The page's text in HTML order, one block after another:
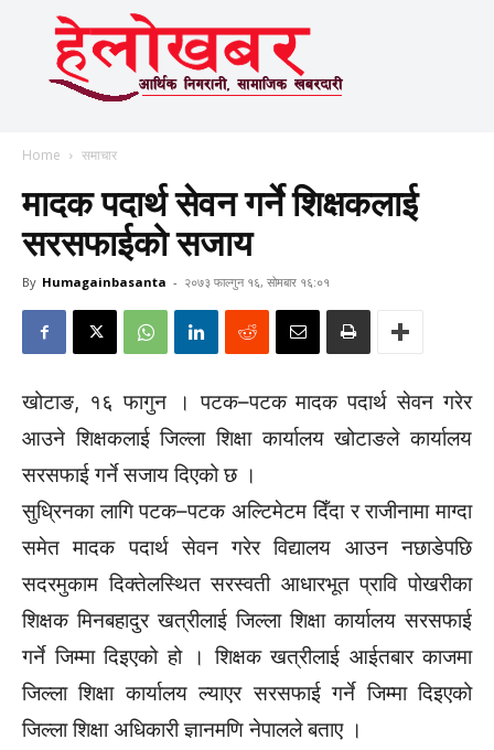
Home समाचार
मादक पदार्थ सेवन गर्ने शिक्षकलाई
सरसफाईको सजाय
By Humagainbasanta - २०७३ फाल्गुन १६, सोमबार १६:०१
खोटाङ, १६ फागुन । पटक–पटक मादक पदार्थ सेवन गरेर
आउने शिक्षकलाई जिल्ला शिक्षा कार्यालय खोटाङले कार्यालय
सरसफाई गर्ने सजाय दिएको छ ।
सुध्रिनका लागि पटक–पटक अल्टिमेटम दिँदा र राजीनामा माग्दा
समेत मादक पदार्थ सेवन गरेर विद्यालय आउन नछाडेपछि
सदरमुकाम दिक्तेलस्थित सरस्वती आधारभूत प्रावि पोखरीका
शिक्षक मिनबहादुर खत्रीलाई जिल्ला शिक्षा कार्यालय सरसफाई
गर्ने जिम्मा दिइएको हो । शिक्षक खत्रीलाई आईतबार काजमा
जिल्ला शिक्षा कार्यालय ल्याएर सरसफाई गर्ने जिम्मा दिइएको
जिल्ला शिक्षा अधिकारी ज्ञानमणि नेपालले बताए ।